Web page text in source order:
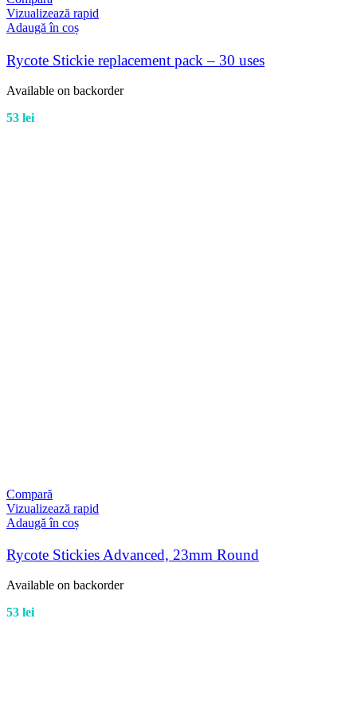
Vizualizează rapid
Adaugă în coș
Rycote Stickie replacement pack – 30 uses
Available on backorder
53 lei
Compară
Vizualizează rapid
Adaugă în coș
Rycote Stickies Advanced, 23mm Round
Available on backorder
53 lei